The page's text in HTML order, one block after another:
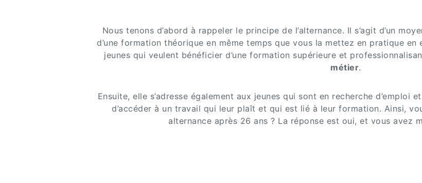
Nous tenons d’abord à rappeler le principe de l’alternance. Il s’agit d’un
d’une formation théorique en même temps que vous la mettez en pratique
jeunes qui veulent bénéficier d’une formation supérieure et
métier.
Ensuite, elle s’adresse également aux jeunes qui sont en recherche
d’accéder à un travail qui leur plaît et qui est lié à leur formation. Ainsi,
alternance après 26 ans ? La réponse est oui, et vous avez